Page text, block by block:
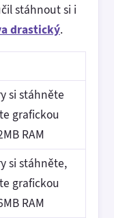
stáhnout si i
drastický.
si stáhněte
grafickou
RAM
si stáhněte,
grafickou
RAM